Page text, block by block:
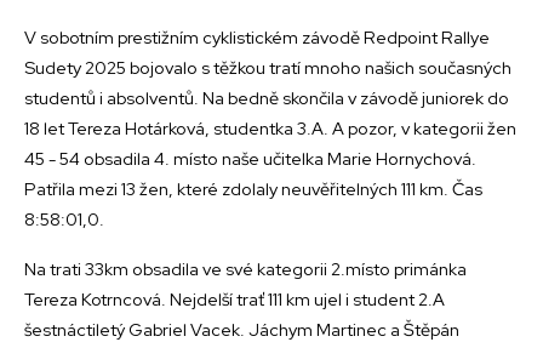
V sobotním prestižním cyklistickém závodě Redpoint Rallye
Sudety 2025 bojovalo s těžkou tratí mnoho našich současných
studentů i absolventů. Na bedně skončila v závodě juniorek do
18 let Tereza Hotárková, studentka 3.A. A pozor, v kategorii žen
45 - 54 obsadila 4. místo naše učitelka Marie Hornychová.
Patřila mezi 13 žen, které zdolaly neuvěřitelných 111 km. Čas
8:58:01,0.
Na trati 33km obsadila ve své kategorii 2.místo primánka
Tereza Kotrncová. Nejdelší trať 111 km ujel i student 2.A
šestnáctiletý Gabriel Vacek. Jáchym Martinec a Štěpán